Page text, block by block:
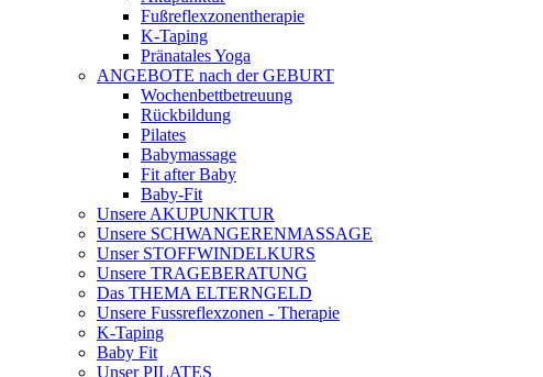
Fußreflexzonentherapie
K-Taping
Pränatales Yoga
ANGEBOTE nach der GEBURT
Wochenbettbetreuung
Rückbildung
Pilates
Babymassage
Fit after Baby
Baby-Fit
Unsere AKUPUNKTUR
Unsere SCHWANGERENMASSAGE
Unser STOFFWINDELKURS
Unsere TRAGEBERATUNG
Das THEMA ELTERNGELD
Unsere Fussreflexzonen - Therapie
K-Taping
Baby Fit
Unser PILATES